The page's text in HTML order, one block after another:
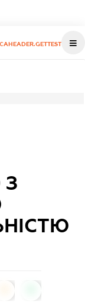
CAHEADER.GETTEST